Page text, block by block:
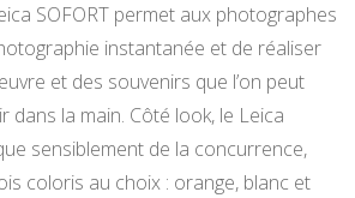
SOFORT permet aux photographes
instantanée et de réaliser
et des souvenirs que l’on peut
dans la main. Côté look, le Leica
sensiblement de la concurrence,
coloris au choix : orange, blanc et